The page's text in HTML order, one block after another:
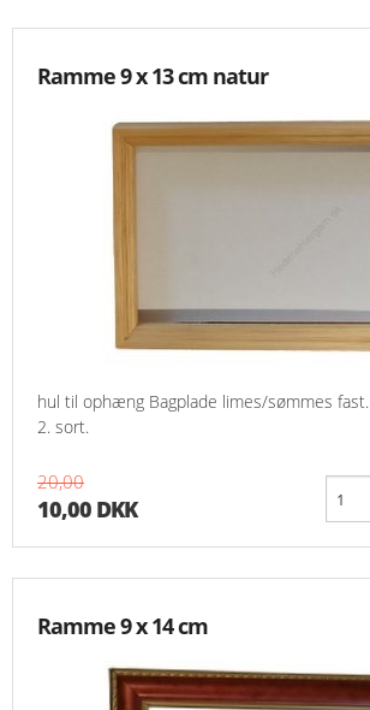
Ramme 9 x 13 cm natur
hul til ophæng Bagplade limes/sømmes fast.
2. sort.
20,00
10,00 DKK
Ramme 9 x 14 cm